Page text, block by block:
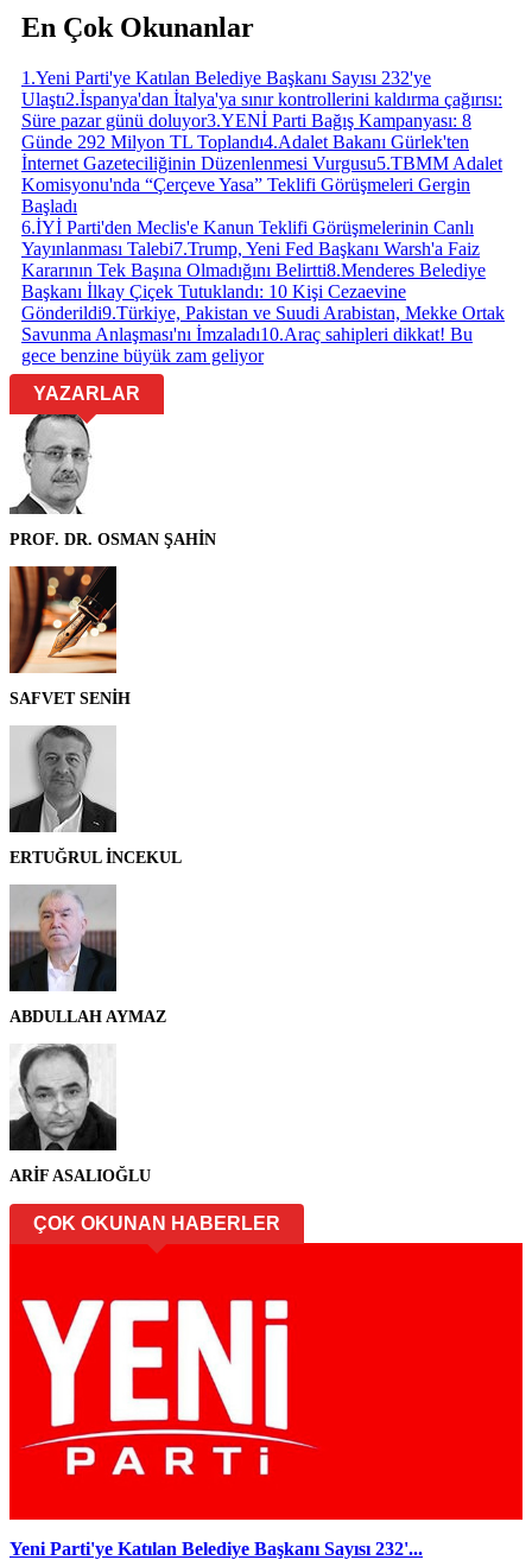
En Çok Okunanlar
1 .Yeni Parti'ye Katılan Belediye Başkanı Sayısı 232'ye
Ulaştı2.İspanya'dan İtalya'ya sınır kontrollerini kaldırma çağırısı:
Süre pazar günü doluyor3.YENİ Parti Bağış Kampanyası: 8
Günde 292 Milyon TL Toplandı4.Adalet Bakanı Gürlek'ten
İnternet Gazeteciliğinin Düzenlenmesi Vurgusu5.TBMM Adalet
Komisyonu'nda “Çerçeve Yasa” Teklifi Görüşmeleri Gergin
Başladı
6.İYİ Parti'den Meclis'e Kanun Teklifi Görüşmelerinin Canlı
Yayınlanması Talebi7.Trump, Yeni Fed Başkanı Warsh'a Faiz
Kararının Tek Başına Olmadığını Belirtti8.Menderes Belediye
Başkanı İlkay Çiçek Tutuklandı: 10 Kişi Cezaevine
Gönderildi9.Türkiye, Pakistan ve Suudi Arabistan, Mekke Ortak
Savunma Anlaşması'nı İmzaladı10.Araç sahipleri dikkat! Bu
gece benzine büyük zam geliyor
YAZARLAR
PROF. DR. OSMAN ŞAHİN
SAFVET SENİH
ERTUĞRUL İNCEKUL
ABDULLAH AYMAZ
ARİF ASALIOĞLU
ÇOK OKUNAN HABERLER
Yeni Parti'ye Katılan Belediye Başkanı Sayısı 232'...